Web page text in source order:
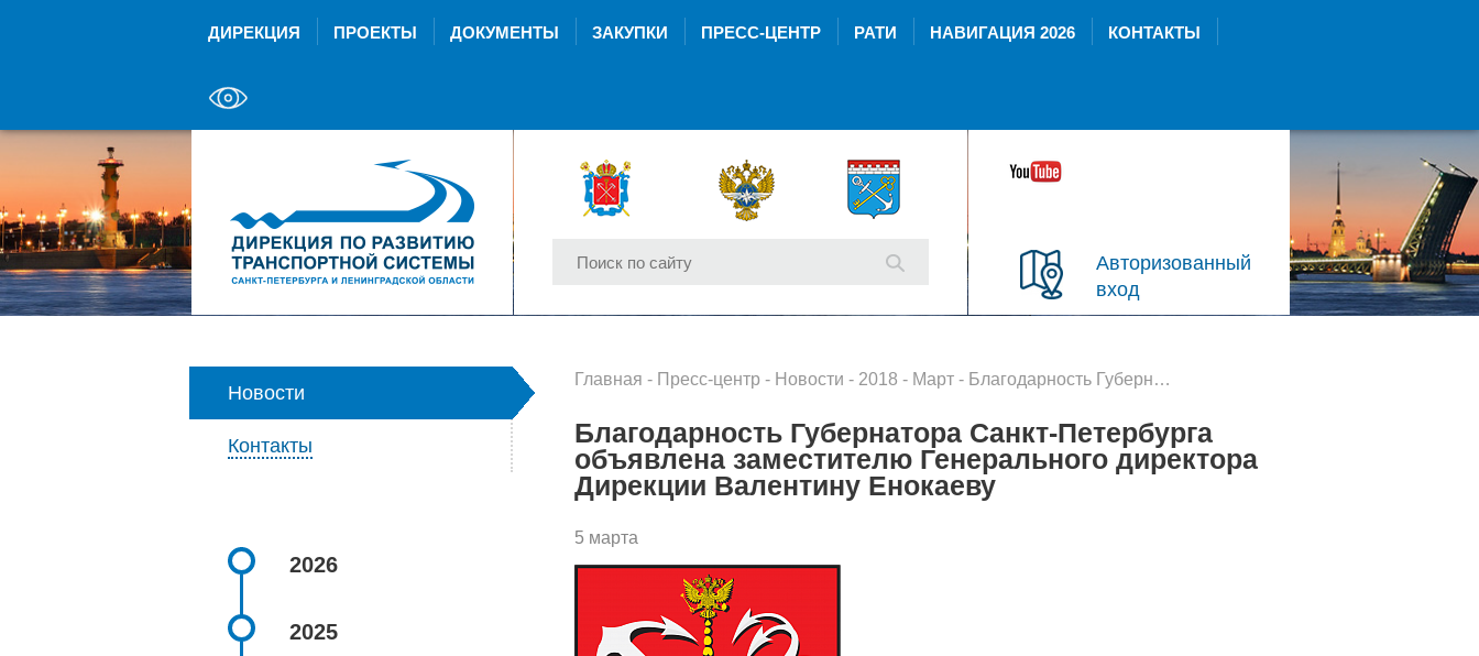
ДИРЕКЦИЯ ПРОЕКТЫ ДОКУМЕНТЫ ЗАКУПКИ ПРЕСС-ЦЕНТР РАТИ НАВИГАЦИЯ 2026 КОНТАКТЫ
Авторизованный
вход
Новости
Контакты
2026
2025
Главная - Пресс-центр - Новости - 2018 - Март - Благодарность Губернатора Санкт-Петербурга объявлена заместителю Генерального директора Дирекции Валентину Енокаеву
Благодарность Губернатора Санкт-Петербурга
объявлена заместителю Генерального директора
Дирекции Валентину Енокаеву
5 марта